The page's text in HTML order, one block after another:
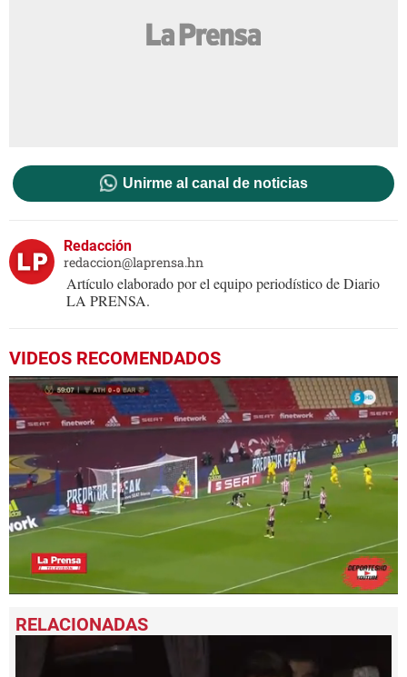
Unirme al canal de noticias
Redacción
redaccion@laprensa.hn
Artículo elaborado por el equipo periodístico de Diario
LA PRENSA.
VIDEOS RECOMENDADOS
seconds
of